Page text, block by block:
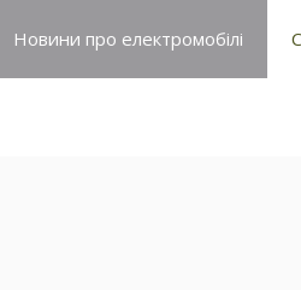
Новини про електромобілі